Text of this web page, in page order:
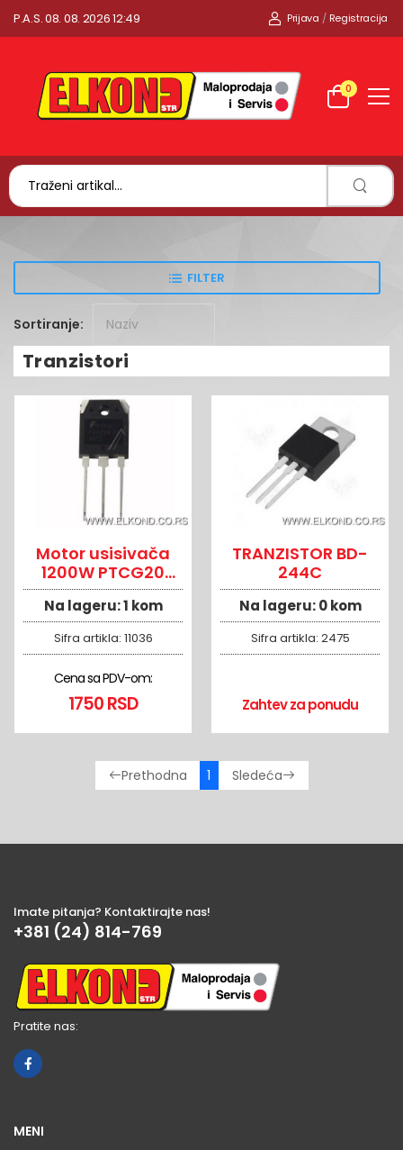
P.A.S. 08. 08. 2026 12:49 Prijava / Registracija
0
FILTER
Sortiranje:
Tranzistori
Motor usisivača
1200W PTCG20
YDC10-12-VOX
Na lageru:1 kom
Sifra artikla: 11036
Cena sa PDV-om:
1750 RSD
TRANZISTOR BD-
244C
Na lageru:0 kom
Sifra artikla: 2475
Zahtev za ponudu
Prethodna 1 Sledeća
Imate pitanja? Kontaktirajte nas!
+381 (24) 814-769
Pratite nas:
MENI